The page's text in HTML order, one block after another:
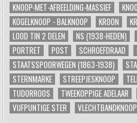
KNOOP-MET-AFBEELDING-MASSIEF
KOGELKNOOP - BALKNOOP
KROON
LOOD TIN 2 DELEN
NS (1938-HEDEN)
PORTRET
POST SCHROEFDRAAD
STAATSSPOORWEGEN (1863-1938)
STERNMARKE
STREEPJESKNOOP
TUDORROOS
TWEEKOPPIGE ADELAAR
VIJFPUNTIGE STER